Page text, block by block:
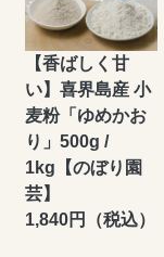
【香ばしく甘
い】喜界島産 小
麦粉「ゆめかお
り」500g /
1kg【のぼり園
芸】
1,840円（税込）